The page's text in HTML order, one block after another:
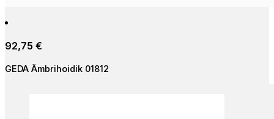
92,75 €
GEDA Ämbrihoidik 01812